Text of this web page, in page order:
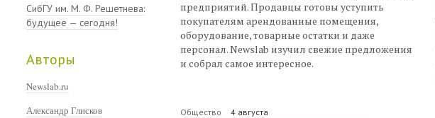
СибГУ им. М. Ф. Решетнева:
будущее — сегодня!
Авторы
Newslab.ru
Александр Глисков
предприятий. Продавцы готовы уступить
покупателям арендованные помещения,
оборудование, товарные остатки и даже
персонал. Newslab изучил свежие предложения
и собрал самое интересное.
Общество 4 августа